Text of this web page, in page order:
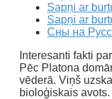
Sapņi ar
Sapņi ar
Сны на
Interesanti fakti
Pēc Platona
vēderā. Viņš
bioloģiskais avots.